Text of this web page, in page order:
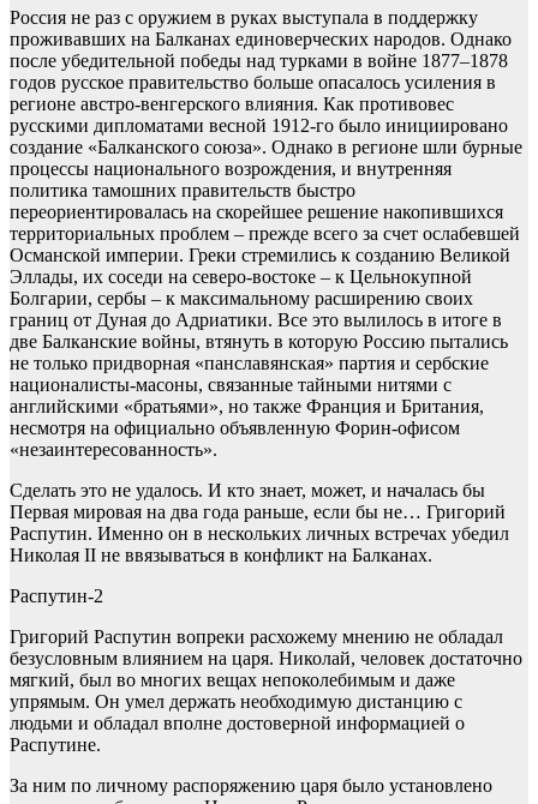
Россия не раз с оружием в руках выступала в поддержку
проживавших на Балканах единоверческих народов. Однако
после убедительной победы над турками в войне 1877–1878
годов русское правительство больше опасалось усиления в
регионе австро-венгерского влияния. Как противовес
русскими дипломатами весной 1912-го было инициировано
создание «Балканского союза». Однако в регионе шли бурные
процессы национального возрождения, и внутренняя
политика тамошних правительств быстро
переориентировалась на скорейшее решение накопившихся
территориальных проблем – прежде всего за счет ослабевшей
Османской империи. Греки стремились к созданию Великой
Эллады, их соседи на северо-востоке – к Цельнокупной
Болгарии, сербы – к максимальному расширению своих
границ от Дуная до Адриатики. Все это вылилось в итоге в
две Балканские войны, втянуть в которую Россию пытались
не только придворная «панславянская» партия и сербские
националисты-масоны, связанные тайными нитями с
английскими «братьями», но также Франция и Британия,
несмотря на официально объявленную Форин-офисом
«незаинтересованность».
Сделать это не удалось. И кто знает, может, и началась бы
Первая мировая на два года раньше, если бы не… Григорий
Распутин. Именно он в нескольких личных встречах убедил
Николая II не ввязываться в конфликт на Балканах.
Распутин-2
Григорий Распутин вопреки расхожему мнению не обладал
безусловным влиянием на царя. Николай, человек достаточно
мягкий, был во многих вещах непоколебимым и даже
упрямым. Он умел держать необходимую дистанцию с
людьми и обладал вполне достоверной информацией о
Распутине.
За ним по личному распоряжению царя было установлено